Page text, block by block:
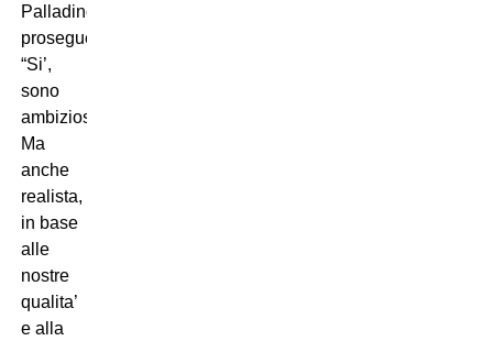
Palladino
prosegue:
“Si’,
sono
ambizioso.
Ma
anche
realista,
in base
alle
nostre
qualita’
e alla